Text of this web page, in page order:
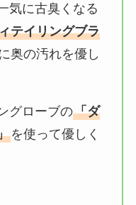
気に古臭くなる
テイリングブラ
奥の汚れを優し
グローブの「ダ
を使って優しく